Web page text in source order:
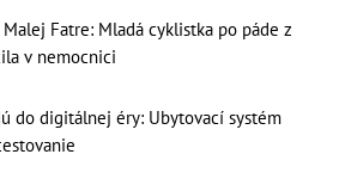
Fatre: Mladá cyklistka po páde z
v nemocnici
do digitálnej éry: Ubytovací systém